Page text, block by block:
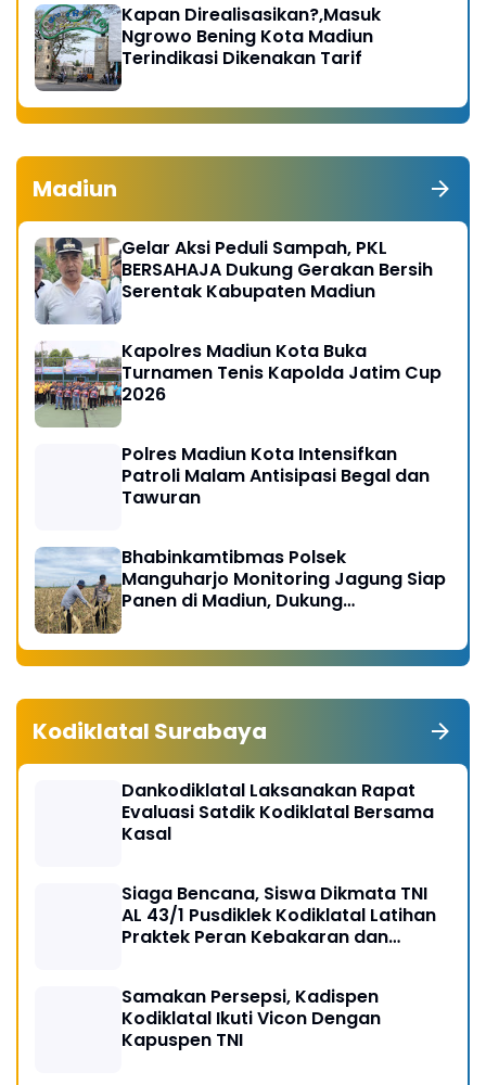
Kapan Direalisasikan?,Masuk
Ngrowo Bening Kota Madiun
Terindikasi Dikenakan Tarif
Madiun
Gelar Aksi Peduli Sampah, PKL
BERSAHAJA Dukung Gerakan Bersih
Serentak Kabupaten Madiun
Kapolres Madiun Kota Buka
Turnamen Tenis Kapolda Jatim Cup
2026
Polres Madiun Kota Intensifkan
Patroli Malam Antisipasi Begal dan
Tawuran
Bhabinkamtibmas Polsek
Manguharjo Monitoring Jagung Siap
Panen di Madiun, Dukung
Kodiklatal Surabaya
Dankodiklatal Laksanakan Rapat
Evaluasi Satdik Kodiklatal Bersama
Kasal
Siaga Bencana, Siswa Dikmata TNI
AL 43/1 Pusdiklek Kodiklatal Latihan
Praktek Peran Kebakaran dan
Samakan Persepsi, Kadispen
Kodiklatal Ikuti Vicon Dengan
Kapuspen TNI